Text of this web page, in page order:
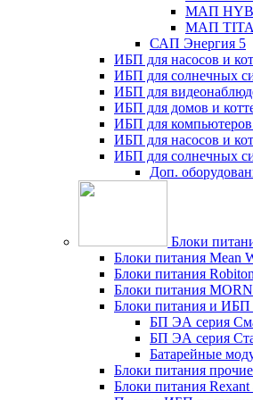
МАП
МАП
САП Энергия 5
ИБП для насосов и
ИБП для солнечных
ИБП для
ИБП для домов и
ИБП для компьютеров
ИБП для насосов и
ИБП для солнечных
Доп.
Блоки
Блоки питания Mean
Блоки питания Robiton
Блоки питания
Блоки питания и ИБП
БП ЭА серия
БП ЭА серия
Батарейные
Блоки питания прочие
Блоки питания Rexant